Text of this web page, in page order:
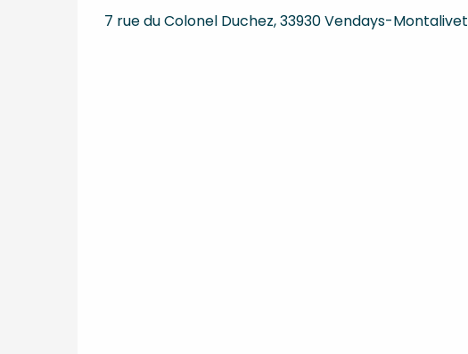
7 rue du Colonel Duchez, 33930 Vendays-Montalivet